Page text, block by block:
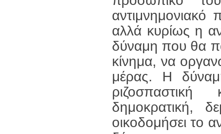
αλλά κυρίως η
δύναμη που θα
κίνημα, να
μέρας. Η
ριζοσπαστική
δημοκρατική,
οικοδομήσει το